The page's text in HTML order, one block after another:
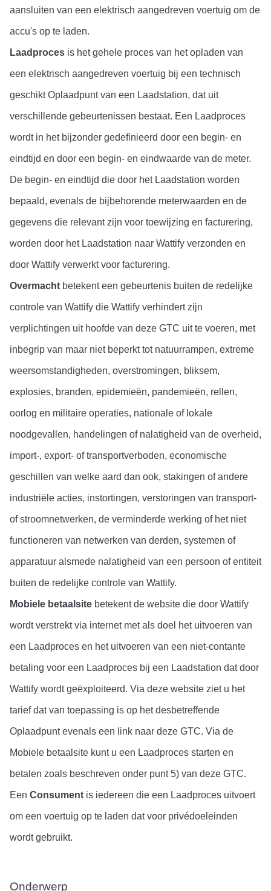
aansluiten van een elektrisch aangedreven voertuig om de
accu's op te laden.
Laadproces is het gehele proces van het opladen van
een elektrisch aangedreven voertuig bij een technisch
geschikt Oplaadpunt van een Laadstation, dat uit
verschillende gebeurtenissen bestaat. Een Laadproces
wordt in het bijzonder gedefinieerd door een begin- en
eindtijd en door een begin- en eindwaarde van de meter.
De begin- en eindtijd die door het Laadstation worden
bepaald, evenals de bijbehorende meterwaarden en de
gegevens die relevant zijn voor toewijzing en facturering,
worden door het Laadstation naar Wattify verzonden en
door Wattify verwerkt voor facturering.
Overmacht betekent een gebeurtenis buiten de redelijke
controle van Wattify die Wattify verhindert zijn
verplichtingen uit hoofde van deze GTC uit te voeren, met
inbegrip van maar niet beperkt tot natuurrampen, extreme
weersomstandigheden, overstromingen, bliksem,
explosies, branden, epidemieën, pandemieën, rellen,
oorlog en militaire operaties, nationale of lokale
noodgevallen, handelingen of nalatigheid van de overheid,
import-, export- of transportverboden, economische
geschillen van welke aard dan ook, stakingen of andere
industriële acties, instortingen, verstoringen van transport-
of stroomnetwerken, de verminderde werking of het niet
functioneren van netwerken van derden, systemen of
apparatuur alsmede nalatigheid van een persoon of entiteit
buiten de redelijke controle van Wattify.
Mobiele betaalsite betekent de website die door Wattify
wordt verstrekt via internet met als doel het uitvoeren van
een Laadproces en het uitvoeren van een niet-contante
betaling voor een Laadproces bij een Laadstation dat door
Wattify wordt geëxploiteerd. Via deze website ziet u het
tarief dat van toepassing is op het desbetreffende
Oplaadpunt evenals een link naar deze GTC. Via de
Mobiele betaalsite kunt u een Laadproces starten en
betalen zoals beschreven onder punt 5) van deze GTC.
Een Consument is iedereen die een Laadproces uitvoert
om een voertuig op te laden dat voor privédoeleinden
wordt gebruikt.
Onderwerp